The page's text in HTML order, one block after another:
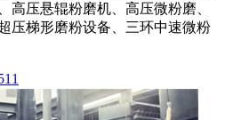
高压悬辊粉磨机、高压微粉磨、
压梯形磨粉设备、三环中速微粉